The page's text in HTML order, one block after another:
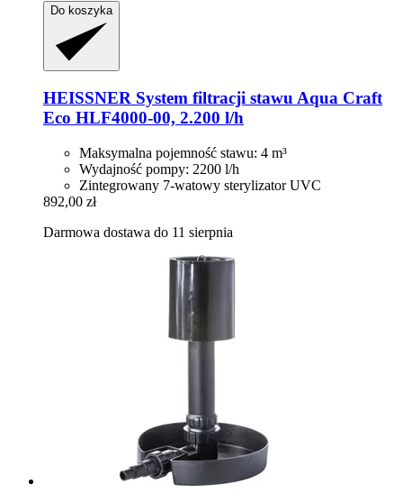
Do koszyka
HEISSNER System filtracji stawu Aqua Craft
Eco HLF4000-​00, 2.200 l/h
Maksymalna pojemność stawu: 4 m³
Wydajność pompy: 2200 l/h
Zintegrowany 7-watowy sterylizator UVC
892,00 zł
Darmowa dostawa do 11 sierpnia